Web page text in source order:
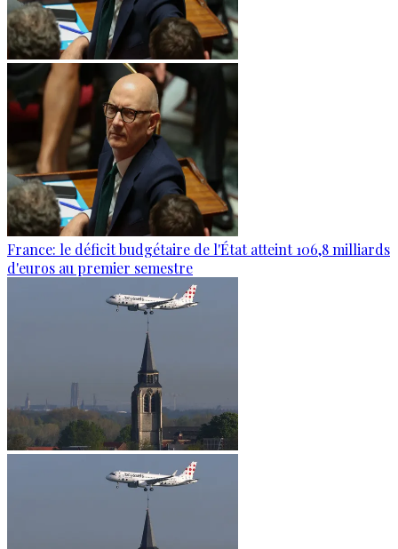
France: le déficit budgétaire de l'État atteint 106,8 milliards
d'euros au premier semestre